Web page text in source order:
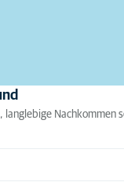
langlebige